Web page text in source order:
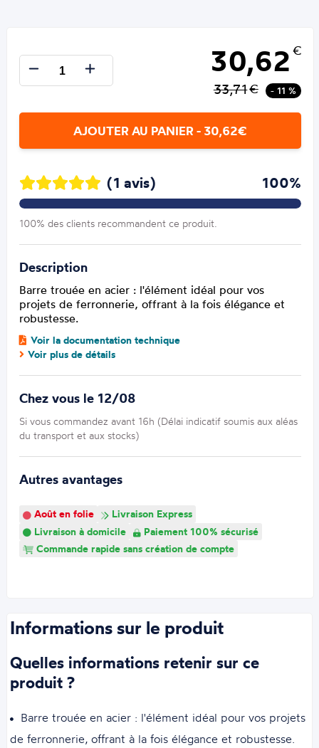
30,62 €
33,71€ - 11 %
AJOUTER AU PANIER - 30,62€
(1 avis) 100%
100% des clients recommandent ce produit.
Description
Barre trouée en acier : l'élément idéal pour vos
projets de ferronnerie, offrant à la fois élégance et
robustesse.
Voir la documentation technique
Voir plus de détails
Chez vous le 12/08
Si vous commandez avant 16h (Délai indicatif soumis aux aléas
du transport et aux stocks)
Autres avantages
Août en folie
Livraison Express
Livraison à domicile
Paiement 100% sécurisé
Commande rapide sans création de compte
Informations sur le produit
Quelles informations retenir sur ce
produit ?
Barre trouée en acier : l'élément idéal pour vos projets
de ferronnerie, offrant à la fois élégance et robustesse.